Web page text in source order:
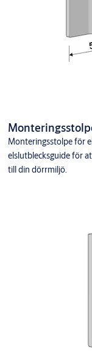
Monteringsstolpe för
elslutblecksguide för
till din dörrmiljö.